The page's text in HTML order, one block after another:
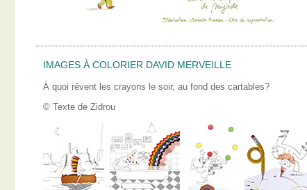
IMAGES À COLORIER DAVID MERVEILLE
À quoi rêvent les crayons le soir, au fond des cartables?
© Texte de Zidrou